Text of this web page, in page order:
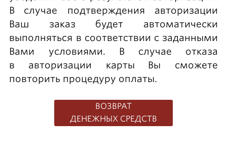
В случае подтверждения авторизации
Ваш заказ будет автоматически
выполняться в соответствии с заданными
Вами условиями. В случае отказа
в авторизации карты Вы сможете
повторить процедуру оплаты.
ВОЗВРАТ
ДЕНЕЖНЫХ СРЕДСТВ